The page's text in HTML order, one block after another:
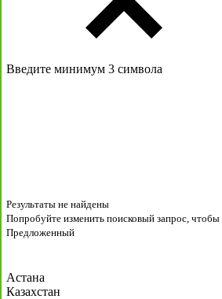
Введите минимум 3 символа
Результаты не найдены
Попробуйте изменить поисковый запрос, чтобы
Предложенный
Астана
Казахстан